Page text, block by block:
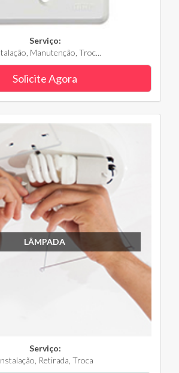
Serviço:
Manutenção, Troc...
Solicite Agora
LÂMPADA
Serviço:
Retirada, Troca